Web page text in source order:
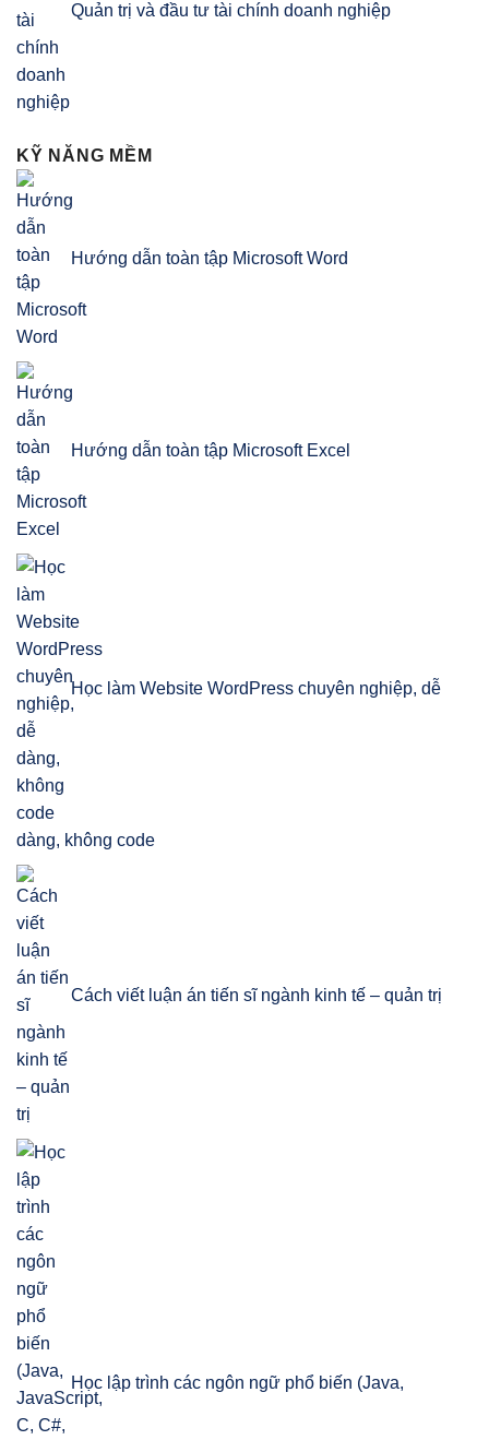
Quản trị và đầu tư tài chính doanh nghiệp
KỸ NĂNG MỀM
Hướng dẫn toàn tập Microsoft Word
Hướng dẫn toàn tập Microsoft Excel
Học làm Website WordPress chuyên nghiệp, dễ
dàng, không code
Cách viết luận án tiến sĩ ngành kinh tế – quản trị
Học lập trình các ngôn ngữ phổ biến (Java,